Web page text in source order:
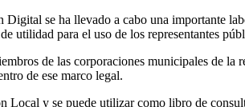
se ha llevado a cabo una importante
utilidad para el uso de los representantes
de las corporaciones municipales de
de ese marco legal.
y se puede utilizar como libro de